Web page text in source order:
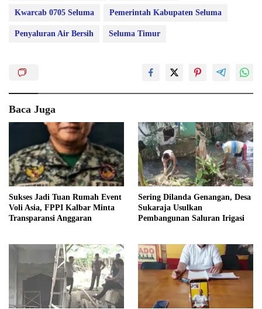
Kwarcab 0705 Seluma Pemerintah Kabupaten Seluma
Penyaluran Air Bersih Seluma Timur
Baca Juga
Sukses Jadi Tuan Rumah Event
Voli Asia, FPPI Kalbar Minta
Transparansi Anggaran
Sering Dilanda Genangan, Desa
Sukaraja Usulkan
Pembangunan Saluran Irigasi